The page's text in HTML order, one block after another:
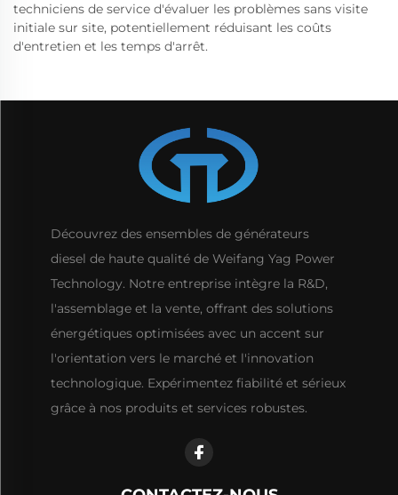
techniciens de service d'évaluer les problèmes sans visite
initiale sur site, potentiellement réduisant les coûts
d'entretien et les temps d'arrêt.
Découvrez des ensembles de générateurs
diesel de haute qualité de Weifang Yag Power
Technology. Notre entreprise intègre la R&D,
l'assemblage et la vente, offrant des solutions
énergétiques optimisées avec un accent sur
l'orientation vers le marché et l'innovation
technologique. Expérimentez fiabilité et sérieux
grâce à nos produits et services robustes.